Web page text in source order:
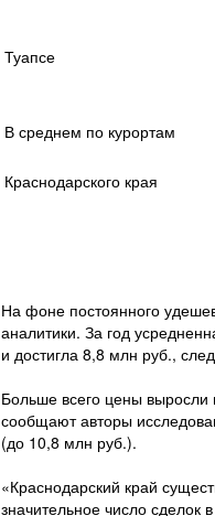
Туапсе
В среднем по курортам
Краснодарского края
На фоне постоянного
аналитики. За год
и достигла 8,8 млн руб.,
Больше всего цены
сообщают авторы
(до 10,8 млн руб.).
«Краснодарский край
значительное число сделок